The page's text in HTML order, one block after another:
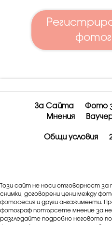
За Сайта Фото
Мнения
Общи условия
Този сайт не носи отговорност за
снимки, договорени цени между
фотосесия и други ангажименти.
фотограф потърсете мнение за
разгледайте подробно неговото